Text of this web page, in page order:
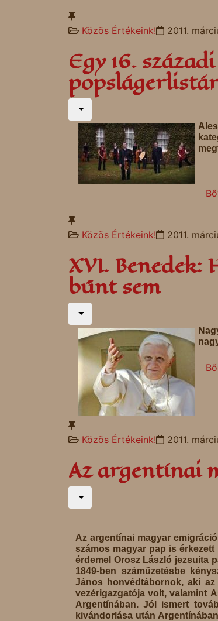
Közös Értékeink! 2011.
Egy 16.
Közös Értékeink! 2011.
XVI.
bűnt sem
Közös Értékeink! 2011.
Az argentínai
Az argentínai magyar
számos magyar pap is
érdemel Orosz László jezsuita
1849-ben száműzetésbe
János honvédtábornok, aki
vezérigazgatója volt, valamint
Argentínában. Jól ismert
kivándorlása után